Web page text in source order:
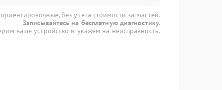
без учета стоимости запчастей.
Записывайтесь на бесплатную диагностику.
ваше устройство и укажем на неисправность.